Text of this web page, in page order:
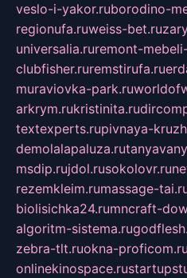
veslo-i-yakor.ruborodino-
regionufa.ruweiss-bet.ru
universalia.ruremont-
clubfisher.ruremstirufa.ru
muraviovka-park.ru
arkrym.rukristinita.ru
textexperts.rupivnaya-
demolalapaluza.ru
msdip.rujdol.rusokolovr.ru
rezemkleim.rumassage-
biolisichka24.rumncraft-
algoritm-sistema.ru
zebra-tlt.ruokna-proficom.ru
onlinekinospace.ru